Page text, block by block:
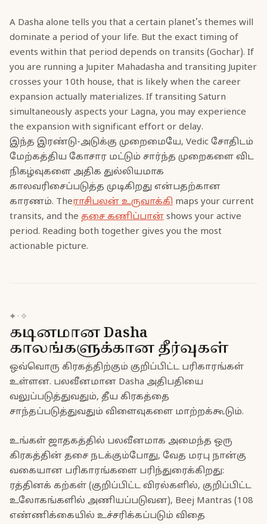
A Dasha alone tells you that a certain planet's themes will
dominate a period of your life. But the exact timing of
events within that period depends on transits (Gochar). If
you are running a Jupiter Mahadasha and transiting Jupiter
crosses your 10th house, that is likely when the career
expansion actually materializes. If transiting Saturn
simultaneously aspects your Lagna, you may experience
the expansion with significant effort or delay.
இந்த இரண்டு-அடுக்கு முறைமையே, Vedic சோதிடம்
மேற்கத்திய கோசார மட்டும் சார்ந்த முறைகளை விட
நிகழ்வுகளை அதிக துல்லியமாக
காலவரிசைப்படுத்த முடிகிறது என்பதற்கான
காரணம். Theராசிபலன் உருவாக்கி maps your current
transits, and the தசை கணிப்பான் shows your active
period. Reading both together gives you the most
actionable picture.
✦ · ✧
கடினமான Dasha
காலங்களுக்கான தீர்வுகள்
ஒவ்வொரு கிரகத்திற்கும் குறிப்பிட்ட பரிகாரங்கள்
உள்ளன. பலவீனமான Dasha அதிபதியை
வலுப்படுத்துவதும், தீய கிரகத்தை
சாந்தப்படுத்துவதும் விளைவுகளை மாற்றக்கூடும்.
உங்கள் ஜாதகத்தில் பலவீனமாக அமைந்த ஒரு
கிரகத்தின் தசை நடக்கும்போது, வேத மரபு நான்கு
வகையான பரிகாரங்களை பரிந்துரைக்கிறது:
ரத்தினக் கற்கள் (குறிப்பிட்ட விரல்களில், குறிப்பிட்ட
உலோகங்களில் அணியப்படுவன), Beej Mantras (108
எண்ணிக்கையில் உச்சரிக்கப்படும் விதை